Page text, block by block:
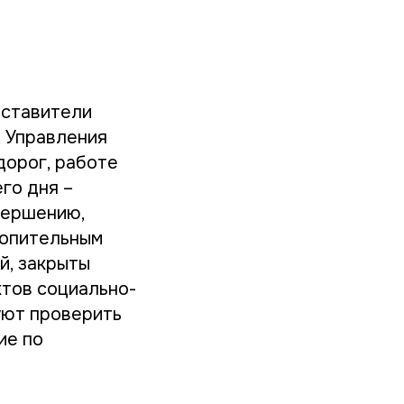
работе
дня –
закрыты
социально-
проверить
по